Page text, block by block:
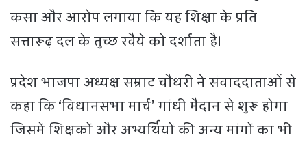
कसा और आरोप लगाया कि यह शिक्षा के प्रति
सत्तारूढ़ दल के तुच्छ रवैये को दर्शाता है।
प्रदेश भाजपा अध्यक्ष सम्राट चौधरी ने संवाददाताओं से
कहा कि ‘विधानसभा मार्च’ गांधी मैदान से शुरू होगा
जिसमें शिक्षकों और अभ्यर्थियों की अन्य मांगों का भी